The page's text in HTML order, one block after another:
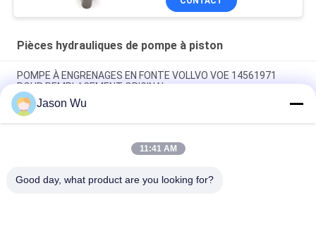
Pièces hydrauliques de pompe à piston
POMPE À ENGRENAGES EN FONTE VOLLVO VOE 14561971
POUR REMPLACEMENT ORIGINAL
POMPE À ENGRENAGES EN FONTE VOLLVO VOE 14537295
POUR REMPLACEMENT ORIGINAL
Pompes à engrenages en fonte VOLLVO VOE 14782798 pour le
Jason Wu
11:41 AM
Good day, what product are you looking for?